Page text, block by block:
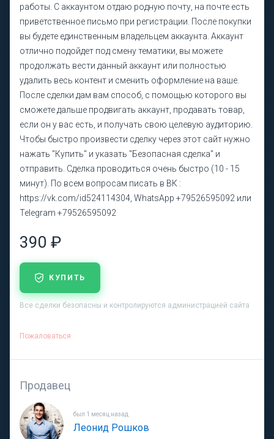
работы. С аккаунтом отдаю родную почту, на почте есть
приветственное письмо при регистрации. После покупки
вы будете единственным владельцем аккаунта. Аккаунт
отлично подойдет под смену тематики, вы можете
продолжать вести данный аккаунт или полностью
удалить весь контент и сменить оформление на ваше.
После сделки дам вам способ, с помощью которого вы
сможете дальше продвигать аккаунт, продавать товар,
если он у вас есть, и получать свою целевую аудиторию.
Чтобы быстро произвести сделку через этот сайт нужно
нажать "Купить" и указать "Безопасная сделка" и
отправить. Сделка проводиться очень быстро (10 - 15
минут). По всем вопросам писать в ВК :
https://vk.com/id524114304, WhatsApp +79526595092 или
Telegram +79526595092
390 ₽
КУПИТЬ
Все сделки безопасны и контролируются администрацией сайта
Пожаловаться
Продавец
был 1 месяц назад
Леонид Рошков